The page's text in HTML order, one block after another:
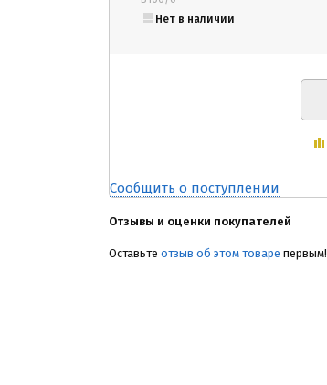
Нет в наличии
Сообщить о поступлении
Отзывы и оценки покупателей
Оставьте отзыв об этом товаре первым!